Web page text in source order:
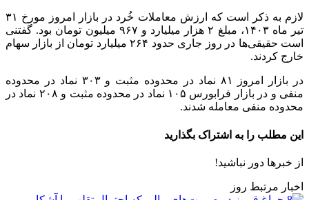
لازم به ذکر است که ارزش معاملات خُرد در بازار امروز مورخ ۳۱
تیر ماه ۱۴۰۳، مبلغ ۲ هزار میلیارد و ۹۶۷ میلیون تومان بود. گفتنی
است حقیقی‌ها در روز جاری حدود ۲۶۴ میلیارد تومان از بازار سهام
خارج کردند.
در بازار امروز ۸۱ نماد در محدوده مثبت و ۳۰۳ نماد در محدوده
منفی و در بازار فرابورس ۱۰۵ نماد در محدوده مثبت و ۲۰۸ نماد در
محدوده منفی معامله شدند.
این مطلب را به اشتراک بگذارید
از خبرها دور نباشید!
اخبار مرتبط روز